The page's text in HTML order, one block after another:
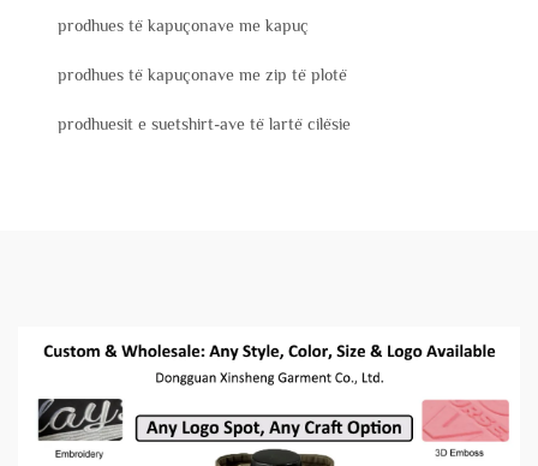
prodhues të kapuçonave me kapuç
prodhues të kapuçonave me zip të plotë
prodhuesit e suetshirt-ave të lartë cilësie